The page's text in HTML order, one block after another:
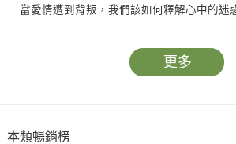
當愛情遭到背叛，我們該如何釋解心中的迷
或許，我們對伴侶的瞭解並不像自己想像的
更多
本類暢銷榜